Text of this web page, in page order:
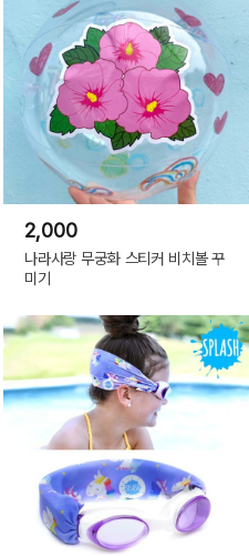
2,000
나라사랑 무궁화 스티커 비치볼 꾸
미기